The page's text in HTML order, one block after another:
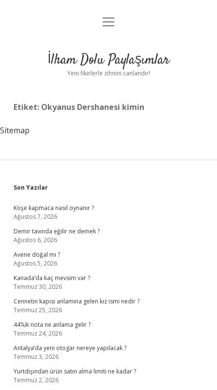
Anasayfa
Yasal Uyarı
menüyü
İlham Dolu Paylaşımlar
Yeni fikirlerle zihnini canlandır!
Etiket: Okyanus Dershanesi kimin
Sitemap
Sidebar
Son Yazılar
Köşe kapmaca nasıl oynanır ?
Ağustos 7, 2026
Demir tavında eğilir ne demek ?
Ağustos 6, 2026
Avene doğal mı ?
Ağustos 5, 2026
Kanada’da kaç mevsim var ?
Temmuz 30, 2026
Cennetin kapısı anlamına gelen kız ismi nedir ?
Temmuz 25, 2026
44’lük nota ne anlama gelir ?
Temmuz 24, 2026
Antalya’da yeni otogar nereye yapılacak ?
Temmuz 3, 2026
Yurtdışından ürün satın alma limiti ne kadar ?
Temmuz 2, 2026